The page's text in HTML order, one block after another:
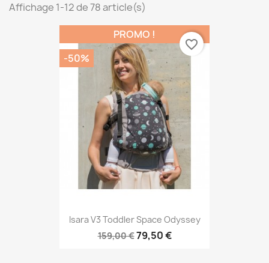
Affichage 1-12 de 78 article(s)
Isara V3 Toddler Space Odyssey
159,00 €79,50 €
PROMO !
-50%
favorite_border